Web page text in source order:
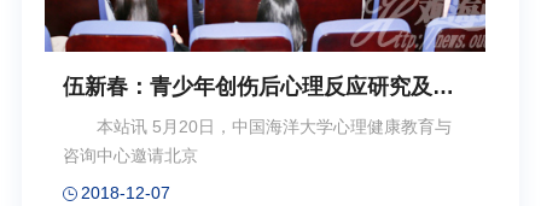
伍新春：青少年创伤后心理反应研究及其
对循证干预的启示
本站讯 5月20日，中国海洋大学心理健康教育与
咨询中心邀请北京
2018-12-07